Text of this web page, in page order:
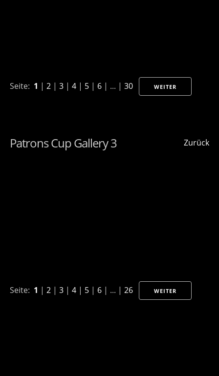
Seite: 1 | 2 | 3 | 4 | 5 | 6 | ... | 30 WEITER
Zurück
Patrons Cup Gallery 3
Seite: 1 | 2 | 3 | 4 | 5 | 6 | ... | 26 WEITER